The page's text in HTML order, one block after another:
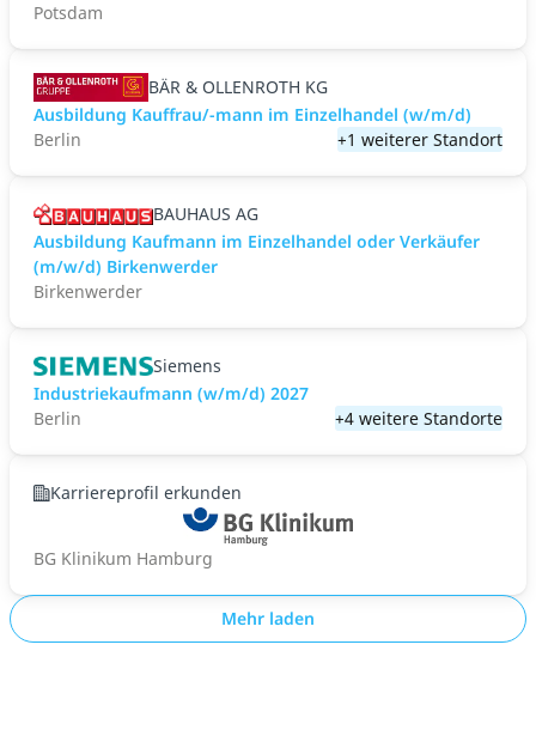
Potsdam
BÄR & OLLENROTH KG
Ausbildung Kauffrau/-mann im Einzelhandel (w/m/d)
Berlin
+1 weiterer Standort
BAUHAUS AG
Ausbildung Kaufmann im Einzelhandel oder Verkäufer
(m/w/d) Birkenwerder
Birkenwerder
Siemens
Industriekaufmann (w/m/d) 2027
Berlin
+4 weitere Standorte
Karriereprofil erkunden
BG Klinikum Hamburg
Mehr laden